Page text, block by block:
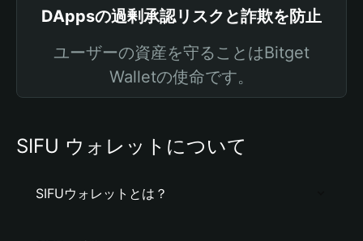
DAppsの過剰承認リスクと詐欺を防止
ユーザーの資産を守ることはBitget
Walletの使命です。
SIFU ウォレットについて
SIFUウォレットとは？